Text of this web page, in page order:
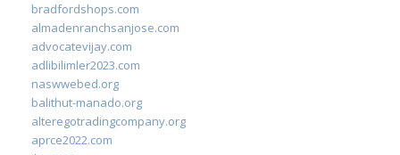
bradfordshops.com
almadenranchsanjose.com
advocatevijay.com
adlibilimler2023.com
naswwebed.org
balithut-manado.org
alteregotradingcompany.org
aprce2022.com